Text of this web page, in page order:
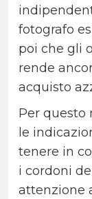
fotografo
poi che gli
rende
acquisto
Per questo
le
tenere in
i cordoni
attenzione